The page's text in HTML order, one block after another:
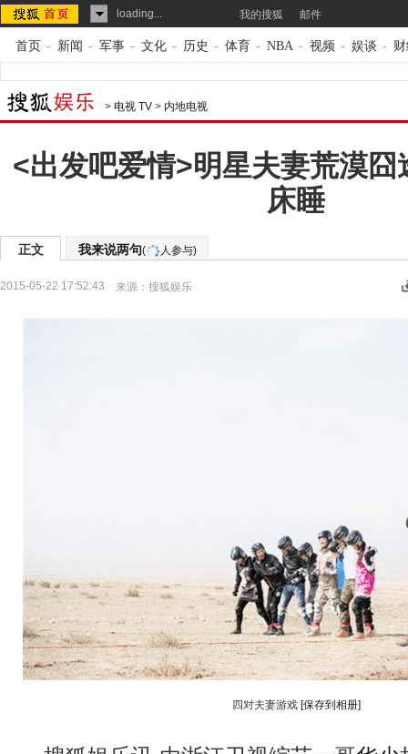
loading... 我的搜狐 邮件
首页 - 新闻 - 军事 - 文化 - 历史 - 体育 - NBA - 视频 - 娱谈 -
> 电视 TV > 内地电视
<出发吧爱情>明星夫妻荒漠囧
床睡
正文 我来说两句( 人参与)
2015-05-22 17:52:43 来源： 搜狐娱乐
四对夫妻游戏 [保存到相册]